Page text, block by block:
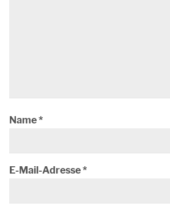
Name*
E-Mail-Adresse*